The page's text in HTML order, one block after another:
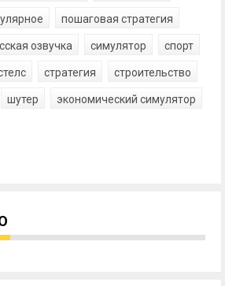
пошаговая стратегия
озвучка симулятор спорт
стратегия строительство
шутер экономический симулятор